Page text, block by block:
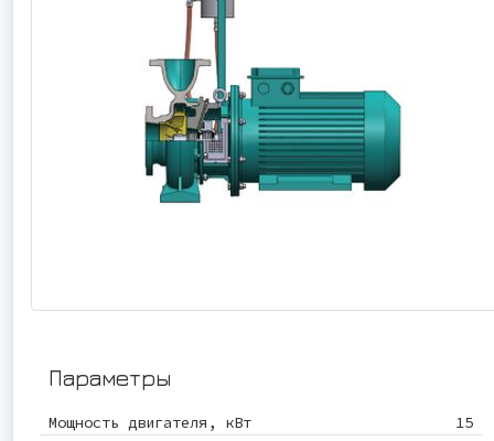
Параметры
Мощность двигателя, кВт
15